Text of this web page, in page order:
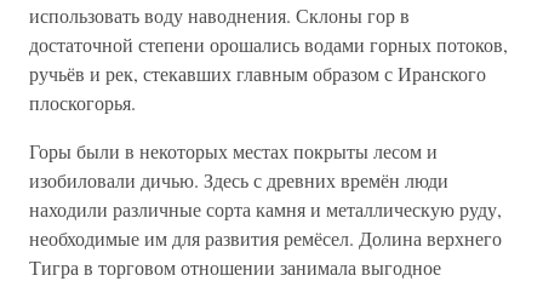
использовать воду наводнения. Склоны гор в
достаточной степени орошались водами горных потоков,
ручьёв и рек, стекавших главным образом с Иранского
плоскогорья.
Горы были в некоторых местах покрыты лесом и
изобиловали дичью. Здесь с древних времён люди
находили различные сорта камня и металлическую руду,
необходимые им для развития ремёсел. Долина верхнего
Тигра в торговом отношении занимала выгодное